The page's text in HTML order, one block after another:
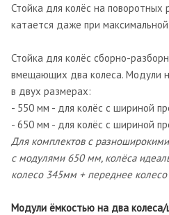
Стойка для колёс на
катается даже при максимальной
Стойка для колёс сборно-
вмещающих два колеса. Модули
в двух размерах:
- 550 мм - для колёс с шириной
- 650 мм - для колёс с шириной
Для комплектов с
с модулями 650 мм, колёса
колесо 345мм + переднее
Модули ёмкостью на два